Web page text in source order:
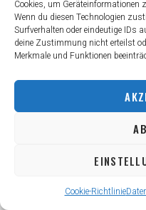
Cookies, um
Wenn du diesen Technologien
Surfverhalten oder eindeutige IDs
deine Zustimmung nicht erteilst
Merkmale und Funktionen
Cookie-Richtlinie
Praktische Tipps für
Beim Zuschauen:
Hören Sie auf die
Merken Sie sich die
Sprechen Sie die
Bei Unklarheiten:
Nutzen Sie Apps